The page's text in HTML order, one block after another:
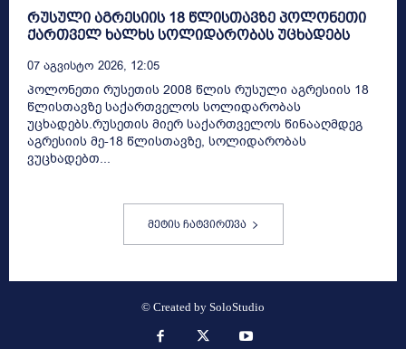
რუსული აგრესიის 18 წლისთავზე პოლონეთი
ქართველ ხალხს სოლიდარობას უცხადებს
07 Აგვისტო 2026, 12:05
პოლონეთი რუსეთის 2008 წლის რუსული აგრესიის 18
წლისთავზე საქართველოს სოლიდარობას
უცხადებს.რუსეთის მიერ საქართველოს წინააღმდეგ
აგრესიის მე-18 წლისთავზე, სოლიდარობას
ვუცხადებთ...
მეტის ჩატვირთვა
© Created by SoloStudio